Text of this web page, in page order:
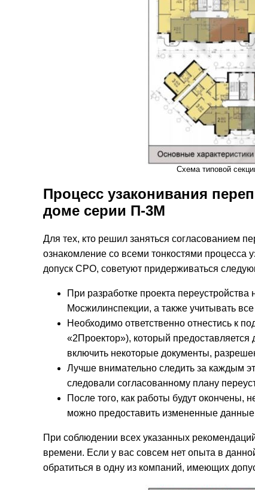
Схема типовой
Процесс узаконивания
доме серии П-3М
Для тех, кто решил заняться согласованием
ознакомление со всеми тонкостями
допуск СРО, советуют придерживаться
При разработке проекта
Мосжилинспекции, а также учитывать
Необходимо ответственно отнестись к
«2Проектор»), который
включить некоторые документы,
Лучше внимательно следить за каждым
следовали согласованному плану
После того, как работы будут окончены,
можно предоставить измененные
При соблюдении всех указанных
времени. Если у вас совсем нет опыта в
обратиться в одну из компаний, имеющих